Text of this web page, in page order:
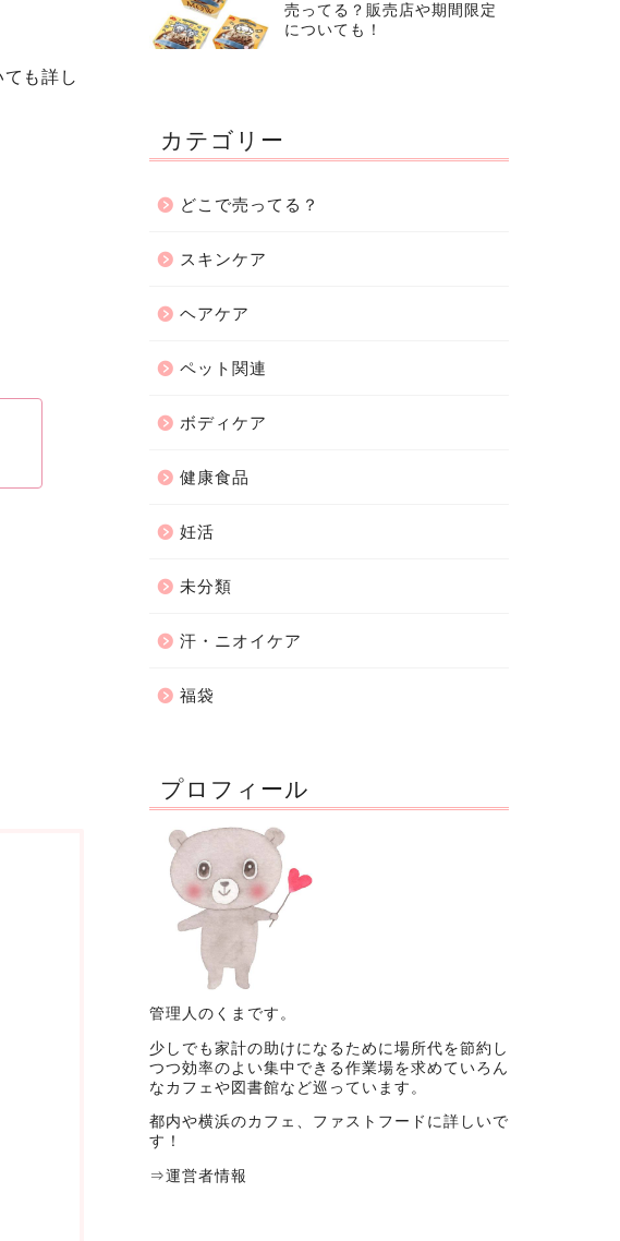
も詳し
売ってる？販売店や期間限定
についても！
カテゴリー
どこで売ってる？
スキンケア
ヘアケア
ペット関連
ボディケア
健康食品
妊活
未分類
汗・ニオイケア
福袋
プロフィール
管理人のくまです。
少しでも家計の助けになるために場所代を節約し
つつ効率のよい集中できる作業場を求めていろん
なカフェや図書館など巡っています。
都内や横浜のカフェ、ファストフードに詳しいで
す！
⇒運営者情報